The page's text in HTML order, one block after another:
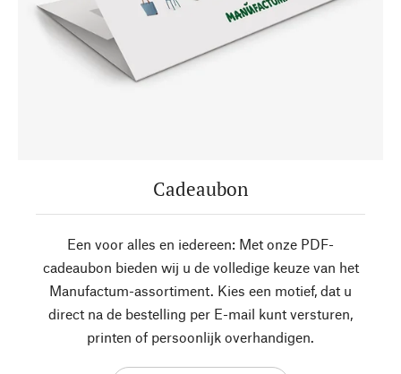
Cadeaubon
Een voor alles en iedereen: Met onze PDF-
cadeaubon bieden wij u de volledige keuze van het
Manufactum-assortiment. Kies een motief, dat u
direct na de bestelling per E-mail kunt versturen,
printen of persoonlijk overhandigen.